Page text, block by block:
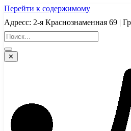
Перейти к содержимому
Адресс: 2-я Краснознаменная 69
✕